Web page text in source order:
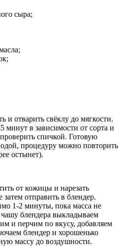
сыра;
и отварить свёклу до мягкости.
минут в зависимости от сорта и
спичкой. Готовую
процедуру можно повторить
остынет).
от кожицы и нарезать
отправить в блендер.
1-2 минуты, пока масса не
блендера выкладываем
и перчим по вкусу, добавляем
блендер и хорошенько
массу до воздушности.